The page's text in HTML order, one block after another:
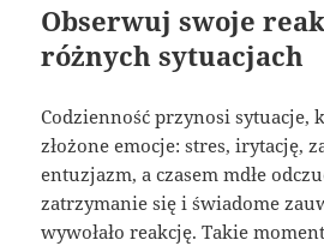
Obserwuj swoje
różnych sytuacjach
Codzienność przynosi sytuacje,
złożone emocje: stres, irytację,
entuzjazm, a czasem mdłe
zatrzymanie się i świadome
wywołało reakcję. Takie